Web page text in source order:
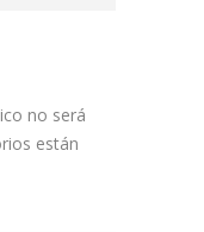
no será
están